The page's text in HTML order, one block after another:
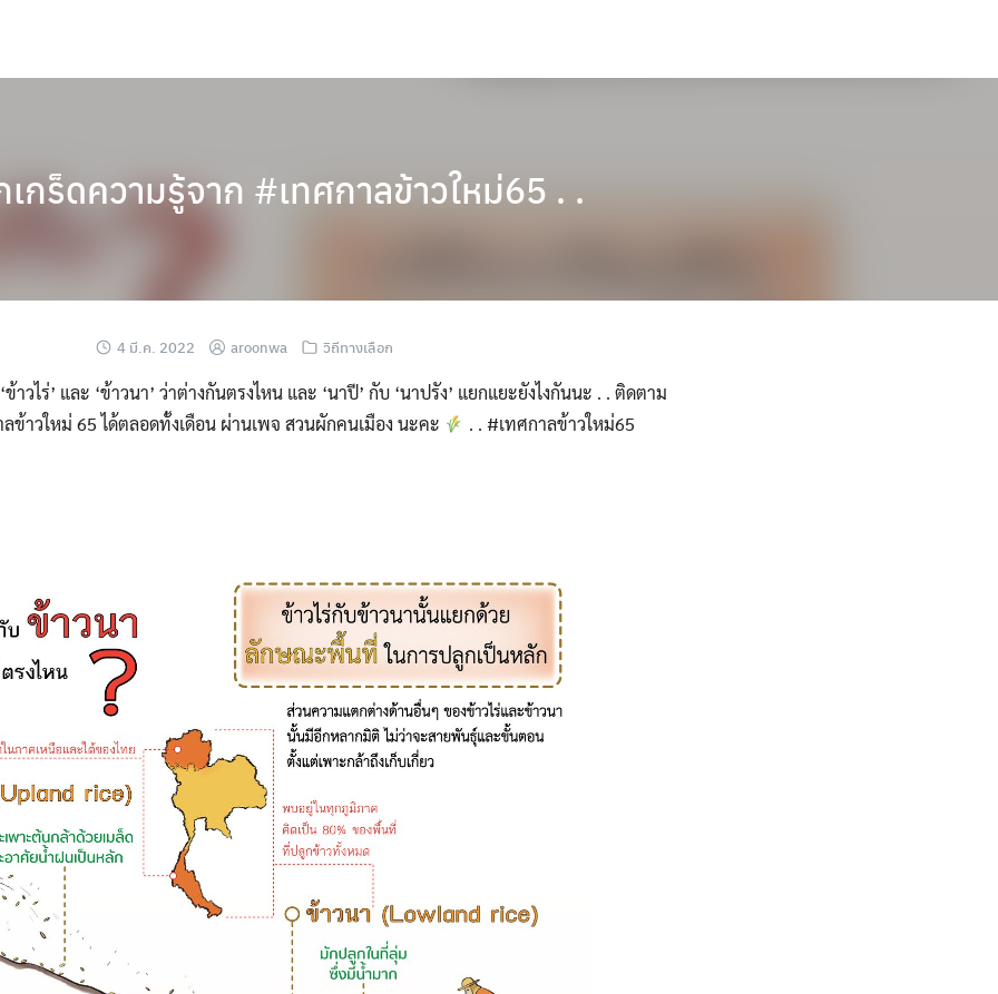
กร็ดความรู้จาก #เทศกาลข้าวใหม่65 . .
4 มี.ค. 2022 aroonwa วิถีทางเลือก
วไร่’ และ ‘ข้าวนา’ ว่าต่างกันตรงไหน และ ‘นาปี’ กับ ‘นาปรัง’ แยกแยะยังไงกันนะ . . ติดตาม
ลข้าวใหม่ 65 ได้ตลอดทั้งเดือน ผ่านเพจ สวนผักคนเมือง นะคะ
. . #เทศกาลข้าวใหม่65